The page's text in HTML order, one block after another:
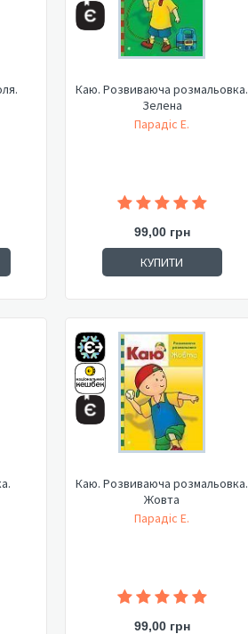
Каю. Розвиваюча розмальовка.
Зелена
Парадіс Е.
99,00 грн
КУПИТИ
Каю. Розвиваюча розмальовка.
Жовта
Парадіс Е.
99,00 грн